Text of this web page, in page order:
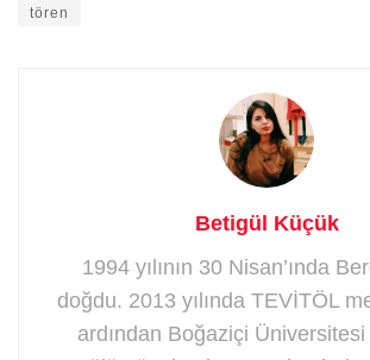
tören
Betigül Küçük
1994 yılının 30 Nisan’ında
doğdu. 2013 yılında TEVİTÖL
ardından Boğaziçi